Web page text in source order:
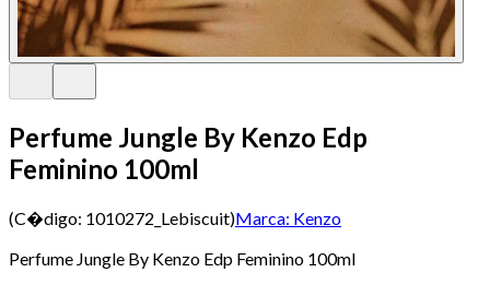
Perfume Jungle By Kenzo Edp
Feminino 100ml
(C�digo: 1010272_Lebiscuit)Marca: Kenzo
Perfume Jungle By Kenzo Edp Feminino 100ml